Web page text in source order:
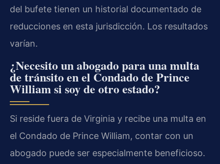
del bufete tienen un historial documentado de
reducciones en esta jurisdicción. Los resultados
varían.
¿Necesito un abogado para una multa
de tránsito en el Condado de Prince
William si soy de otro estado?
Si reside fuera de Virginia y recibe una multa en
el Condado de Prince William, contar con un
abogado puede ser especialmente beneficioso.